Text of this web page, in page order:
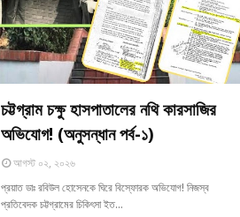
চট্টগ্রাম চক্ষু হাসপাতালের নথি কারসাজির
অভিযোগ! (অনুসন্ধান পর্ব-১)
আগস্ট ০২, ২০২৬
প্রয়াত ডাঃ রবিউল হোসেনকে ঘিরে বিস্ফোরক অভিযোগ! নিজস্ব
প্রতিবেদক চট্টগ্রামের চিকিৎসা ইত…